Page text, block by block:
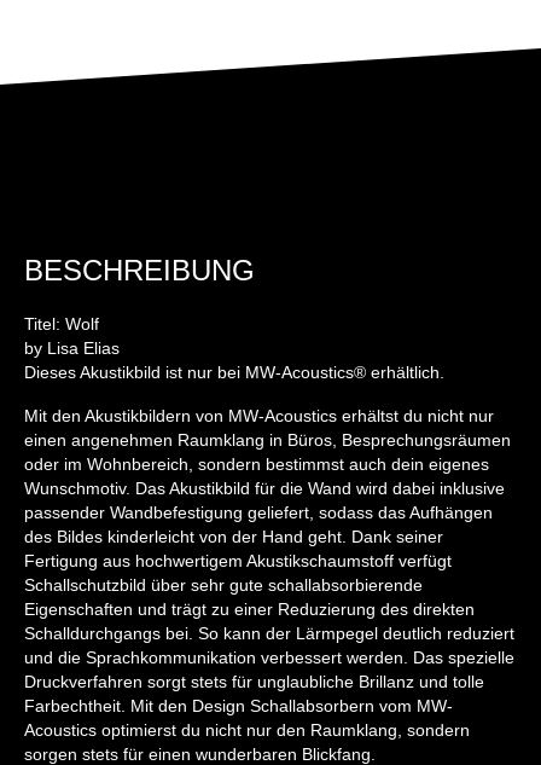
BESCHREIBUNG
Titel: Wolf
by Lisa Elias
Dieses Akustikbild ist nur bei MW-Acoustics® erhältlich.
Mit den Akustikbildern von MW-Acoustics erhältst du nicht nur
einen angenehmen Raumklang in Büros, Besprechungsräumen
oder im Wohnbereich, sondern bestimmst auch dein eigenes
Wunschmotiv. Das Akustikbild für die Wand wird dabei inklusive
passender Wandbefestigung geliefert, sodass das Aufhängen
des Bildes kinderleicht von der Hand geht. Dank seiner
Fertigung aus hochwertigem Akustikschaumstoff verfügt
Schallschutzbild über sehr gute schallabsorbierende
Eigenschaften und trägt zu einer Reduzierung des direkten
Schalldurchgangs bei. So kann der Lärmpegel deutlich reduziert
und die Sprachkommunikation verbessert werden. Das spezielle
Druckverfahren sorgt stets für unglaubliche Brillanz und tolle
Farbechtheit. Mit den Design Schallabsorbern vom MW-
Acoustics optimierst du nicht nur den Raumklang, sondern
sorgen stets für einen wunderbaren Blickfang.